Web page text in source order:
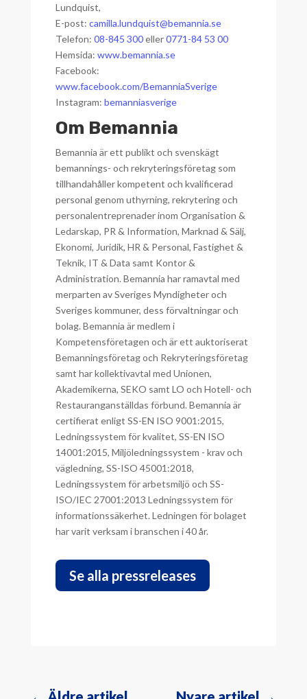
Lundquist,
E-post: camilla.lundquist@bemannia.se
Telefon: 08-845 300eller0771-84 53 00
Hemsida: www.bemannia.se
Facebook:
www.facebook.com/BemanniaSverige
Instagram: bemanniasverige
Om Bemannia
Bemannia är ett publikt och svenskägt
bemannings- och rekryteringsföretag som
tillhandahåller kompetent och kvalificerad
personal genom uthyrning, rekrytering och
personalentreprenader inom Organisation &
Ledarskap, PR & Information, Marknad & Sälj,
Ekonomi, Juridik, HR & Personal, Fastighet &
Teknik, IT & Data samt Kontor &
Administration. Bemannia har ramavtal med
merparten av Sveriges Myndigheter och
Sveriges kommuner, dess förvaltningar och
bolag. Bemannia är medlem i
Kompetensföretagen och är ett auktoriserat
Bemanningsföretag och Rekryteringsföretag
samt har kollektivavtal med Unionen,
Akademikerna, SEKO samt LO och Hotell- och
Restauranganställdas förbund. Bemannia är
certifierat enligt SS-EN ISO 9001:2015,
Ledningssystem för kvalitet, SS-EN ISO
14001:2015, Miljöledningssystem - krav och
vägledning, SS-ISO 45001:2018,
Ledningssystem för arbetsmiljö och SS-
ISO/IEC 27001:2013 Ledningssystem för
informationssäkerhet. Ledningen för bolaget
har varit verksam i branschen i 40 år.
Se alla pressreleases